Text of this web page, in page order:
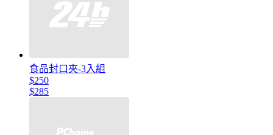
食品封口夾-3入組
$250
$285